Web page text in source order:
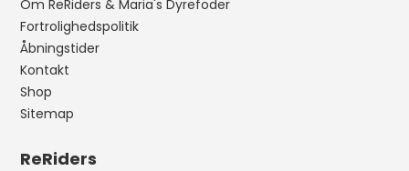
Om ReRiders & Maria's Dyrefoder
Fortrolighedspolitik
Åbningstider
Kontakt
Shop
Sitemap
ReRiders